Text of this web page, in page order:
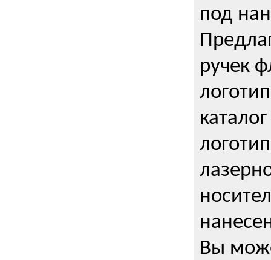
под
ручек
Вы